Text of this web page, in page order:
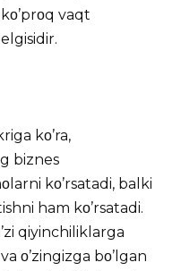
vaqt
kο’ra,
biznes
kο’rsatadi, balki
ham kο’rsatadi.
qiyinchiliklarga
ο’zingizga bο’lgan